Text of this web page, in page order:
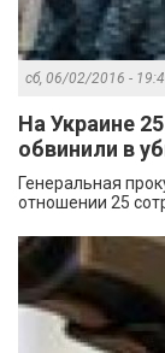
сб, 06/02/2016 -
На Украине
обвинили в
Генеральная
отношении 25